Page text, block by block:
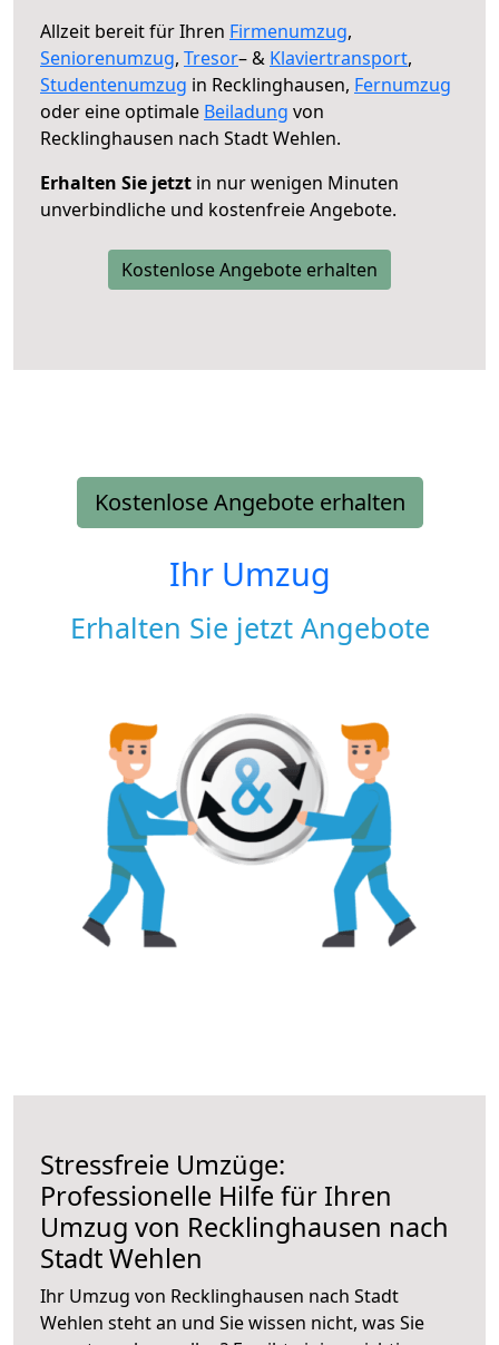
Allzeit bereit für Ihren Firmenumzug,
Seniorenumzug, Tresor– & Klaviertransport,
Studentenumzug in Recklinghausen, Fernumzug
oder eine optimale Beiladung von
Recklinghausen nach Stadt Wehlen.
Erhalten Sie jetzt in nur wenigen Minuten
unverbindliche und kostenfreie Angebote.
Kostenlose Angebote erhalten
Kostenlose Angebote erhalten
Ihr Umzug
Erhalten Sie jetzt Angebote
Stressfreie Umzüge:
Professionelle Hilfe für Ihren
Umzug von Recklinghausen nach
Stadt Wehlen
Ihr Umzug von Recklinghausen nach Stadt
Wehlen steht an und Sie wissen nicht, was Sie